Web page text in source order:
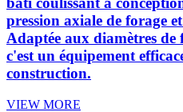
pression axiale de forage
Adaptée aux diamètres de
c'est un équipement
construction.
VIEW MORE